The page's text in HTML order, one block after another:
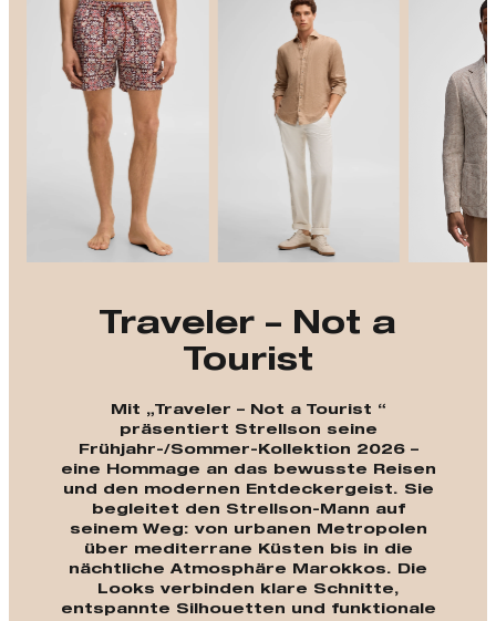
Traveler – Not a
Tourist
Mit „Traveler – Not a Tourist “
präsentiert Strellson seine
Frühjahr-/Sommer-Kollektion 2026 –
eine Hommage an das bewusste Reisen
und den modernen Entdeckergeist. Sie
begleitet den Strellson-Mann auf
seinem Weg: von urbanen Metropolen
über mediterrane Küsten bis in die
nächtliche Atmosphäre Marokkos. Die
Looks verbinden klare Schnitte,
entspannte Silhouetten und funktionale